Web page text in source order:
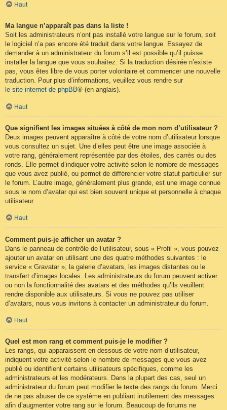
Haut
Ma langue n’apparaît pas dans la liste !
Soit les administrateurs n’ont pas installé votre langue sur le forum, soit
le logiciel n’a pas encore été traduit dans votre langue. Essayez de
demander à un administrateur du forum s’il est possible qu’il puisse
installer la langue que vous souhaitez. Si la traduction désirée n’existe
pas, vous êtes libre de vous porter volontaire et commencer une nouvelle
traduction. Pour plus d’informations, veuillez vous rendre sur
le site internet de phpBB® (en anglais).
Haut
Que signifient les images situées à côté de mon nom d’utilisateur ?
Deux images peuvent apparaître à côté de votre nom d’utilisateur lorsque
vous consultez un sujet. Une d’elles peut être une image associée à
votre rang, généralement représentée par des étoiles, des carrés ou des
ronds. Elle permet d’indiquer votre activité selon le nombre de messages
que vous avez publié, ou permet de différencier votre statut particulier sur
le forum. L’autre image, généralement plus grande, est une image connue
sous le nom d’avatar qui est bien souvent unique et personnelle à chaque
utilisateur.
Haut
Comment puis-je afficher un avatar ?
Dans le panneau de contrôle de l’utilisateur, sous « Profil », vous pouvez
ajouter un avatar en utilisant une des quatre méthodes suivantes : le
service « Gravatar », la galerie d’avatars, les images distantes ou le
transfert d’images locales. Les administrateurs du forum peuvent activer
ou non la fonctionnalité des avatars et des méthodes qu’ils veuillent
rendre disponible aux utilisateurs. Si vous ne pouvez pas utiliser
d’avatars, nous vous invitons à contacter un administrateur du forum.
Haut
Quel est mon rang et comment puis-je le modifier ?
Les rangs, qui apparaissent en dessous de votre nom d’utilisateur,
indiquent votre activité selon le nombre de messages que vous avez
publié ou identifient certains utilisateurs spécifiques, comme les
administrateurs et les modérateurs. Dans la plupart des cas, seul un
administrateur du forum peut modifier le texte des rangs du forum. Merci
de ne pas abuser de ce système en publiant inutilement des messages
afin d’augmenter votre rang sur le forum. Beaucoup de forums ne